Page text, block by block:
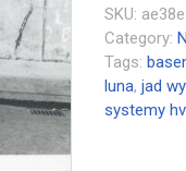
SKU:
Category:
Tags:
luna,jad
systemy